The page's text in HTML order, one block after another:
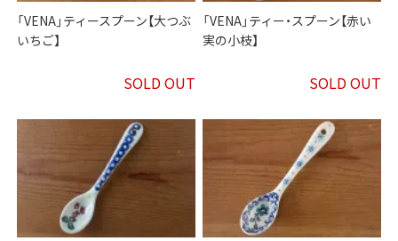
「VENA」ティースプーン【大つぶ
いちご】
SOLD OUT
「VENA」ティー・スプーン【赤い
実の小枝】
SOLD OUT